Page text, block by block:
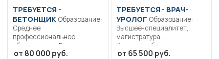
ТРЕБУЕТСЯ -
БЕТОНЩИК
Среднее
профессиональное
образование.. Выполнение
бетонных и
от 80 000 руб.
ТРЕБУЕТСЯ - ВРАЧ-
УРОЛОГ
Высшее-специалитет,
магистратура.
Коммуникабельность.
Ответственность..
от 65 500 руб.